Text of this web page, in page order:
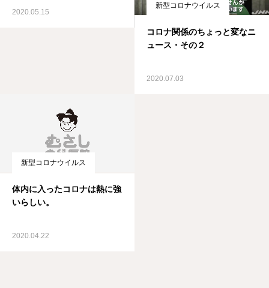
2020.05.15
新型コロナウイルス
コロナ関係のちょっと変なニ
ュース・その２
2020.07.03
新型コロナウイルス
体内に入ったコロナは熱に強
いらしい。
2020.04.22